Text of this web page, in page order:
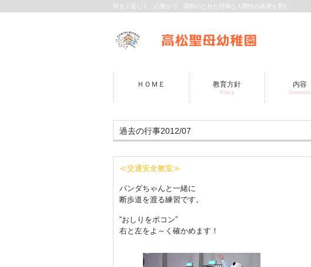
明るく逞しく、心豊かで、調和のとれた円満な人間性の基礎を育む。
ＨＯＭＥ 教育方針
Policy
内容
Contents
過去の行事2012/07
≪交通安全教室≫
パンダちゃんと一緒に
断歩道を渡る練習です。
“おしりをポコン”
右と左をよ～く確かめます！